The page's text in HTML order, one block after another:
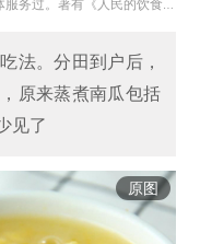
务过。著有《人民的饮食
法。分田到户后，
原来蒸煮南瓜包括
见了
原图